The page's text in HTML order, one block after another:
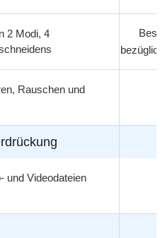
2 Modi, 4
Rauschen und
und Videodateien